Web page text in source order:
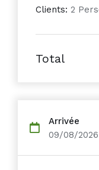
Clients: 2
Total
Arrivée
09/08/2026